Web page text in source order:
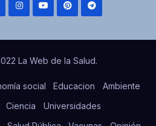
La Web de la Salud.
social Educacion
Ambiente
Ciencia
Universidades